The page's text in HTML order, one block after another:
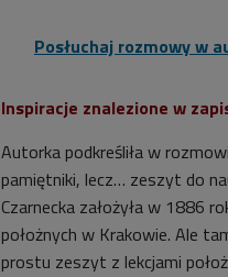
Posłuchaj rozmowy w
Inspiracje znalezione w
Autorka podkreśliła w
pamiętniki, lecz… zeszyt do
Czarnecka założyła w 1886
położnych w Krakowie. Ale
prostu zeszyt z lekcjami